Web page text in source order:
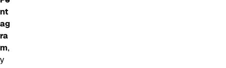
nt
ag
ra
m,
y